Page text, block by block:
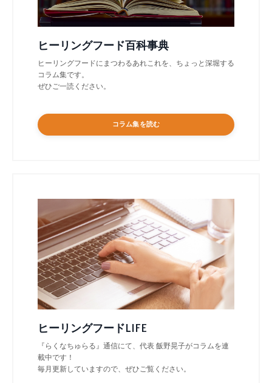
ヒーリングフード百科事典
ヒーリングフードにまつわるあれこれを、ちょっと深堀する
コラム集です。
ぜひご一読ください。
コラム集を読む
ヒーリングフードLIFE
『らくなちゅらる』通信にて、代表 飯野晃子がコラムを連
載中です！
毎月更新していますので、ぜひご覧ください。